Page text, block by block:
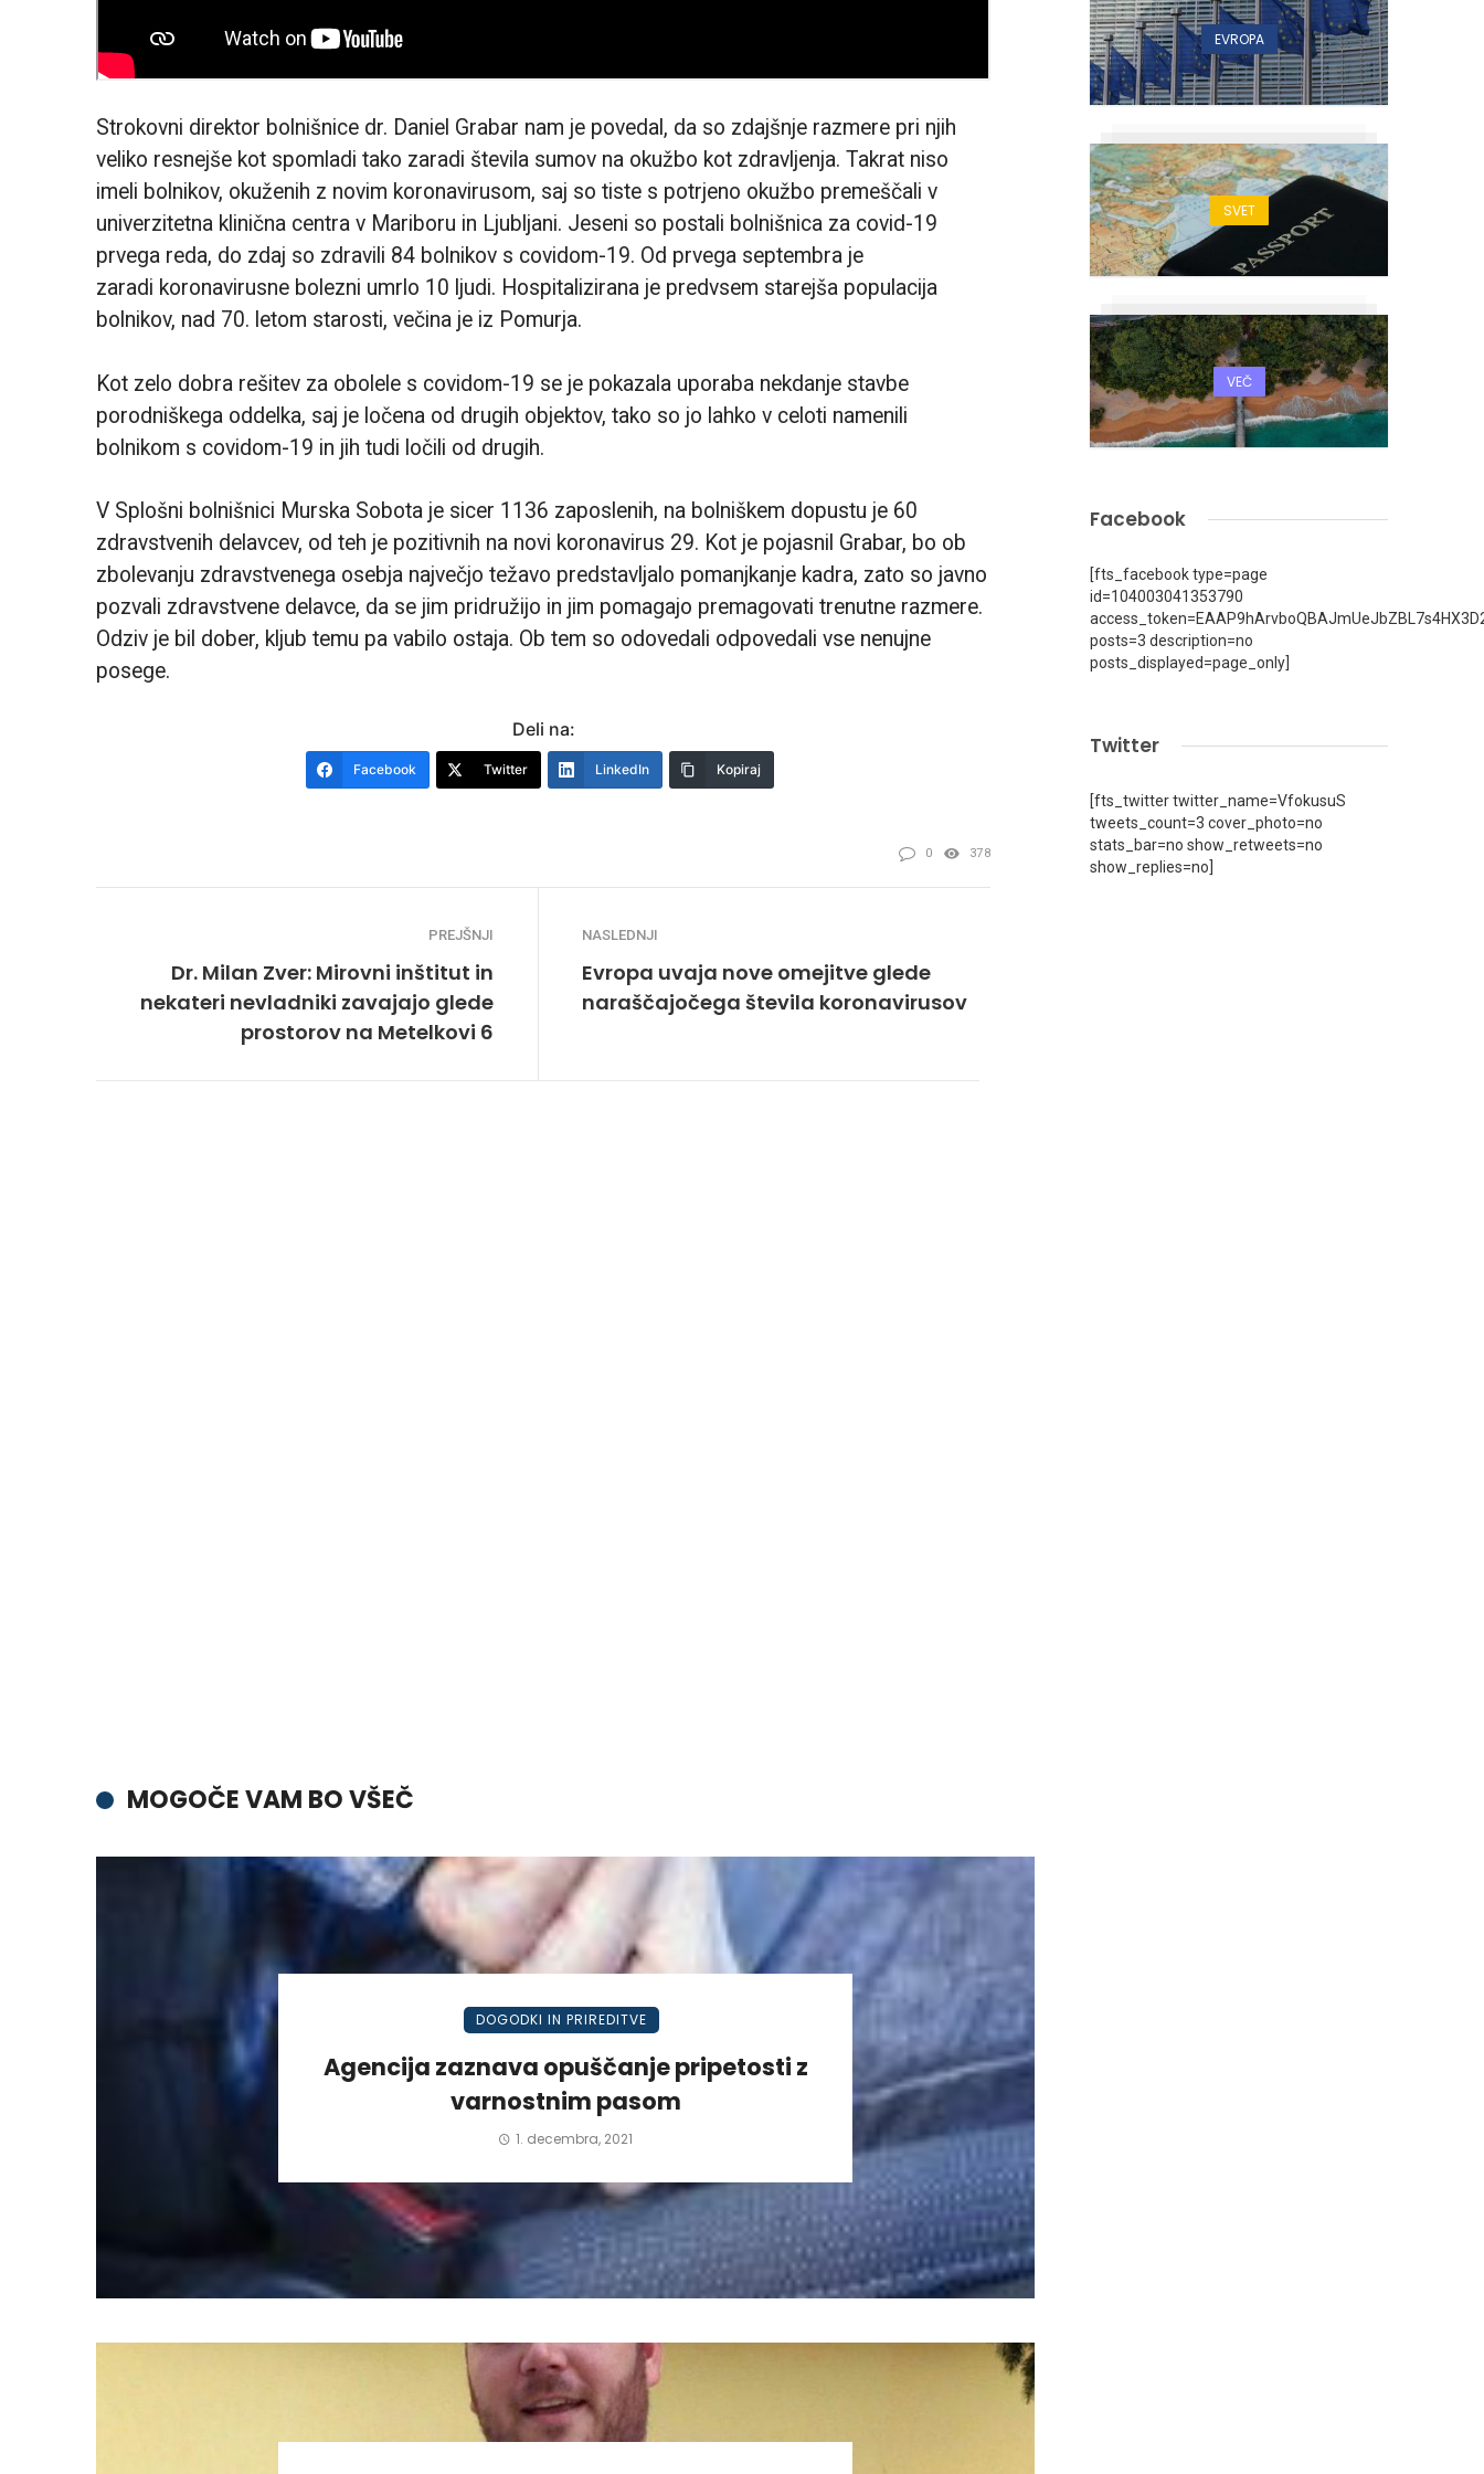
Strokovni direktor bolnišnice dr. Daniel Grabar nam je povedal, da so zdajšnje razmere pri njih
veliko resnejše kot spomladi tako zaradi števila sumov na okužbo kot zdravljenja. Takrat niso
imeli bolnikov, okuženih z novim koronavirusom, saj so tiste s potrjeno okužbo premeščali v
univerzitetna klinična centra v Mariboru in Ljubljani. Jeseni so postali bolnišnica za covid-19
prvega reda, do zdaj so zdravili 84 bolnikov s covidom-19. Od prvega septembra je
zaradi koronavirusne bolezni umrlo 10 ljudi. Hospitalizirana je predvsem starejša populacija
bolnikov, nad 70. letom starosti, večina je iz Pomurja.
Kot zelo dobra rešitev za obolele s covidom-19 se je pokazala uporaba nekdanje stavbe
porodniškega oddelka, saj je ločena od drugih objektov, tako so jo lahko v celoti namenili
bolnikom s covidom-19 in jih tudi ločili od drugih.
V Splošni bolnišnici Murska Sobota je sicer 1136 zaposlenih, na bolniškem dopustu je 60
zdravstvenih delavcev, od teh je pozitivnih na novi koronavirus 29. Kot je pojasnil Grabar, bo ob
zbolevanju zdravstvenega osebja največjo težavo predstavljalo pomanjkanje kadra, zato so javno
pozvali zdravstvene delavce, da se jim pridružijo in jim pomagajo premagovati trenutne razmere.
Odziv je bil dober, kljub temu pa vabilo ostaja. Ob tem so odovedali odpovedali vse nenujne
posege.
Deli na:
Facebook Twitter LinkedIn Kopiraj
0 378
PREJŠNJI
Dr. Milan Zver: Mirovni inštitut in
nekateri nevladniki zavajajo glede
prostorov na Metelkovi 6
NASLEDNJI
Evropa uvaja nove omejitve glede
naraščajočega števila koronavirusov
MOGOČE VAM BO VŠEČ
DOGODKI IN PRIREDITVE
Agencija zaznava opuščanje pripetosti z
varnostnim pasom
1. decembra, 2021
EVROPA
SVET
VEČ
Facebook
[fts_facebook type=page
id=104003041353790
posts=3 description=no
posts_displayed=page_only]
Twitter
[fts_twitter twitter_name=VfokusuS
tweets_count=3 cover_photo=no
stats_bar=no show_retweets=no
show_replies=no]